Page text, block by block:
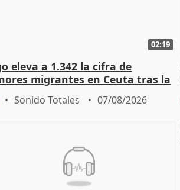
02:19
eleva a 1.342 la cifra de
migrantes en Ceuta tras la
masiva
Sonido Totales 07/08/2026